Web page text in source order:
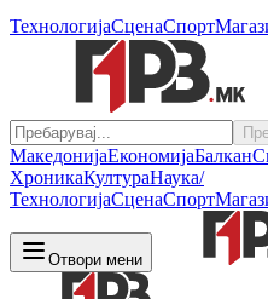
ТехнологијаСценаСпорт
МакедонијаЕкономијаБалкан
ХроникаКултураНаука/
ТехнологијаСценаСпорт
Отвори мени